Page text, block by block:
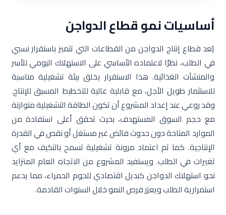
أساسيات نمو قطاع الدواجن
يُعد قطاع إنتاج الدواجن من القطاعات التي تتميز باستقرار نسبي
في الطلب، نظرًا لاعتماده الأساسي على الاستهلاك اليومي للأسر
والمنشآت الغذائية. هذا الاستقرار يخلق بيئة تشغيلية مناسبة
للاستثمار طويل الأجل، مع قابلية عالية للتخطيط المسبق للإنتاج.
وقد روعي عند إعداد المشروع أن تكون الطاقة التشغيلية متوازنة
مع حجم السوق المستهدف، بحيث تحقق أعلى استفادة من
الموارد المتاحة دون حدوث فائض غير مستغل أو نقص في القدرة
الإنتاجية. كما تم اعتماد مرونة تشغيلية تسمح بالتكيف مع أي
تغيرات في الطلب. ويستفيد المشروع من الاتجاه العام المتزايد
نحو استهلاك الدواجن كبديل اقتصادي للحوم الحمراء، مما يدعم
استمرارية الطلب ويعزز فرص النمو خلال السنوات القادمة.